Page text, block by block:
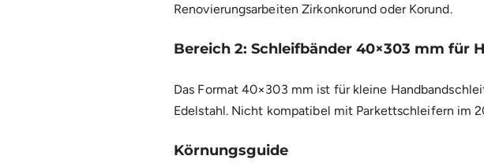
Renovierungsarbeiten Zirkonkorund oder Korund.
Bereich 2: Schleifbänder 40×303 mm für
Das Format 40×303 mm ist für kleine
Edelstahl. Nicht kompatibel mit Parkettschleifern im
Körnungsguide